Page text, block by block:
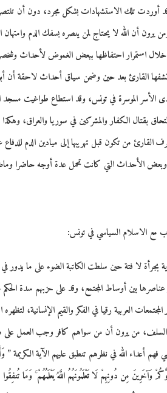
أوردت تلك الاستشهادات بشكل مجرد، دون أن
يرون أن الله لا يحتاج لمن ينصره بسفك الدم
استمرار احتفاظها ببعض الغموض لأحداث
القارئ بعد حين وضمن سياق أحداث لاحقة أن أبو
الأسر الموسرة في تونس، وقد استطاع طواغيت مسجد
بقتال الكفار والمشركين في سوريا والعراق،
القارئ من تكون قبل تهريبها إلى ميادين الدم
الأحداث التي كانت تحمل عدة أوجه حاضرا
مع اﻻسلام السياسي في تونس:
بجرأة لا فتة حين سلطت الكاتبة الضوء على ما يدور
عناصرها بين أوساط المجتمع، وقد على حزبهم سدة
العربية رقيا في الفكر والقيم الإنسانية،
من يرون أن من سواهم كافر وجب العمل على
أعداء الله في نظرهم تنطبق عليهم الآية الكريمة
وَآخَرِينَ مِن دُونِهِمْ لَا تَعْلَمُونَهُمُ اللَّهُ يَعْلَمُهُمْ ۚ وَمَا